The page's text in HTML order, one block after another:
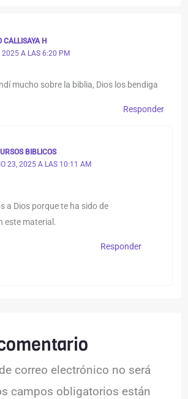
CALLISAYA H
2025 A LAS 6:20 PM
mucho sobre la biblia, Dios los bendiga
Responder
BIBLICOS
23, 2025 A LAS 10:11 AM
a Dios porque te ha sido de
este material.
Responder
correo electrónico no será
campos obligatorios están